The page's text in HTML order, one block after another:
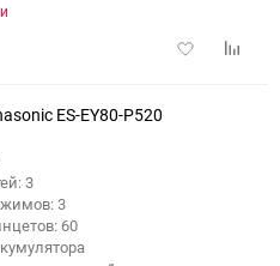
Добавить
ES-EY80-P520
3
3
60